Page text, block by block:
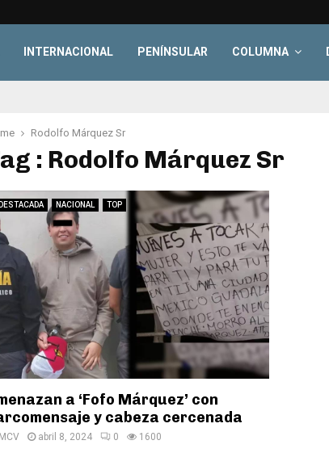
INTERNACIONAL PENÍNSULAR COLUMNA
Rodolfo Márquez Sr
: Rodolfo Márquez Sr
DESTACADA NACIONAL TOP
a ‘Fofo Márquez’ con
y cabeza cercenada
MCV abril 8, 2024 0 1600